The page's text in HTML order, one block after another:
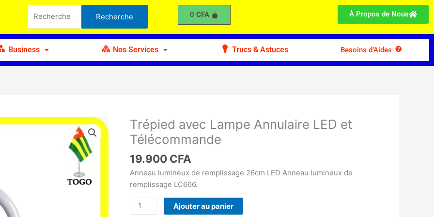
pour :
Recherche 0 CFA À Propos de Nous
Business Nos Services Trucs & Astuces Besoins d’Aides
Trépied avec Lampe Annulaire LED et
Télécommande
19.900 CFA
Anneau lumineux de remplissage 26cm LED Anneau lumineux de
remplissage LC666.
quantité
de
Trépied
avec
Lampe
Annulaire
Télécommande
Ajouter au panier
LED
et
Télécommande